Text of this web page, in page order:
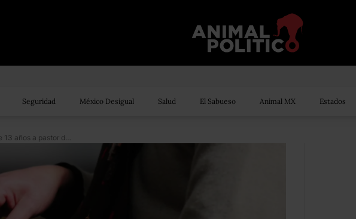
Seguridad México Desigual Salud El Sabueso Animal MX Estados
Dictan sentencia de 13 años a pastor de Puebla por violación a una menor de edad